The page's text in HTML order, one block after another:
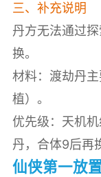
三、补充说明
丹方无法通过
换。
材料：渡劫丹
植）。
优先级：天机
丹，合体9后再
仙侠第一放